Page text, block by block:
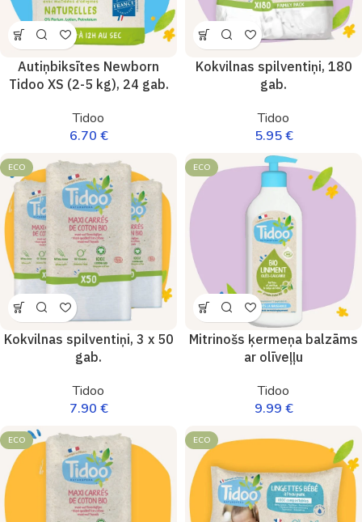
Autiņbiksītes Newborn
Tidoo XS (2-5 kg), 24 gab.
Tidoo
6.70 €
Kokvilnas spilventiņi, 180
gab.
Tidoo
5.95€
ECO
Kokvilnas spilventiņi, 3 x 50
gab.
Tidoo
7.90 €
ECO
Mitrinošs ķermeņa balzāms
ar olīveļļu
Tidoo
9.99 €
ECO ECO